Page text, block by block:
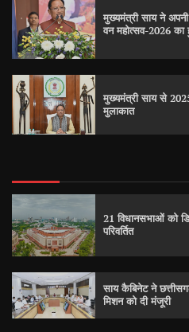
मुख्यमंत्री साय ने
वन महोत्सव-2026
मुख्यमंत्री साय से
मुलाकात
21 विधानसभाओं को
परिवर्तित
साय कैबिनेट ने
मिशन को दी मंजूरी